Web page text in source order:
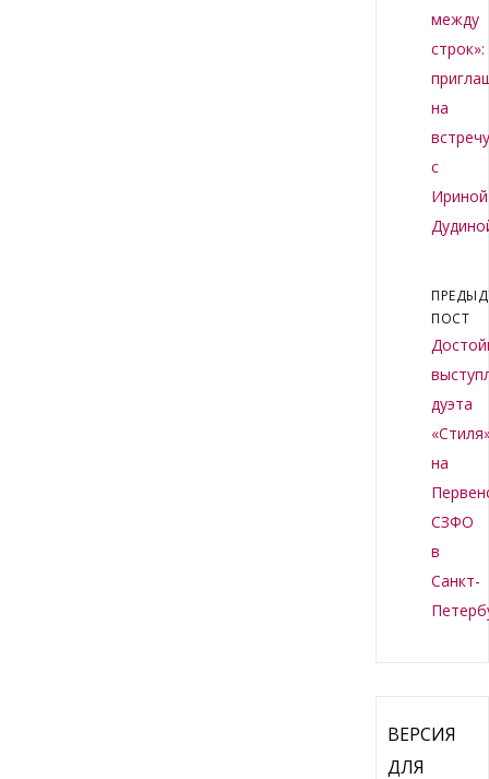
между
строк»:
на
с
Ириной
ПОСТ
дуэта
на
СЗФО
в
Санкт-
ВЕРСИЯ
ДЛЯ